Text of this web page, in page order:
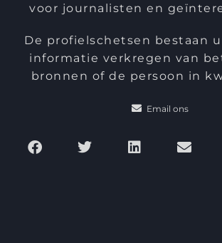
voor journalisten en
De profielschetsen bestaan
informatie verkregen van
bronnen of de persoon in
Email ons